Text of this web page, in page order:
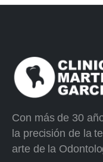
Con más de 30
la precisión de la
arte de la